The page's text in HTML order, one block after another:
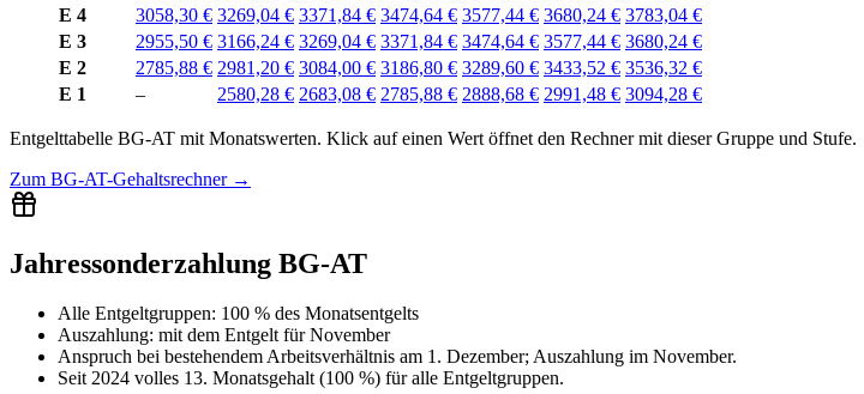
E 4
3058,30 € 3269,04 € 3371,84 € 3474,64 € 3577,44 € 3680,24 € 3783,04 €
E 3
2955,50 € 3166,24 € 3269,04 € 3371,84 € 3474,64 € 3577,44 € 3680,24 €
E 2
2785,88 € 2981,20 € 3084,00 € 3186,80 € 3289,60 € 3433,52 € 3536,32 €
E 1
– 2580,28 € 2683,08 € 2785,88 € 2888,68 € 2991,48 € 3094,28 €
Entgelttabelle BG-AT mit Monatswerten. Klick auf einen Wert öffnet den Rechner mit dieser Gruppe und Stufe.
Zum BG-AT-Gehaltsrechner→
Jahressonderzahlung BG-AT
Alle Entgeltgruppen: 100 % des Monatsentgelts
Auszahlung: mit dem Entgelt fürNovember
Anspruch bei bestehendem Arbeitsverhältnis am 1. Dezember; Auszahlung im November.
Seit 2024 volles 13. Monatsgehalt (100 %) für alle Entgeltgruppen.